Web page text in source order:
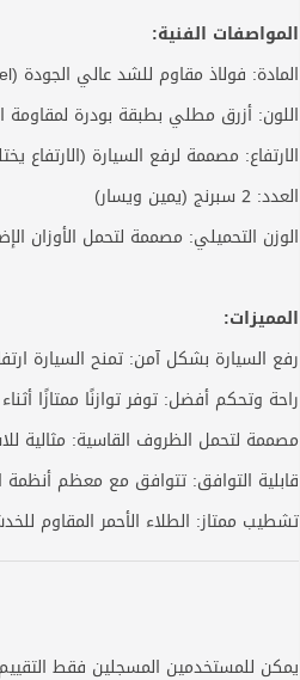
المواصفات الفنية:
المادة: فولاذ مقاوم للشد عالي الجودة (High Tensile Steel)
اللون: أزرق مطلي بطبقة بودرة لمقاومة
الارتفاع: مصممة لرفع السيارة (الارتفاع
العدد: 2 سبرنج (يمين ويسار)
الوزن التحميلي: مصممة لتحمل الأوزان
المميزات:
رفع السيارة بشكل آمن: تمنح السيارة
راحة وتحكم أفضل: توفر توازنًا ممتازًا
مصممة لتحمل الظروف القاسية: مثالية
قابلية التوافق: تتوافق مع معظم أنظمة
تشطيب ممتاز: الطلاء الأحمر المقاوم
يمكن للمستخدمين المسجلين فقط التقييم